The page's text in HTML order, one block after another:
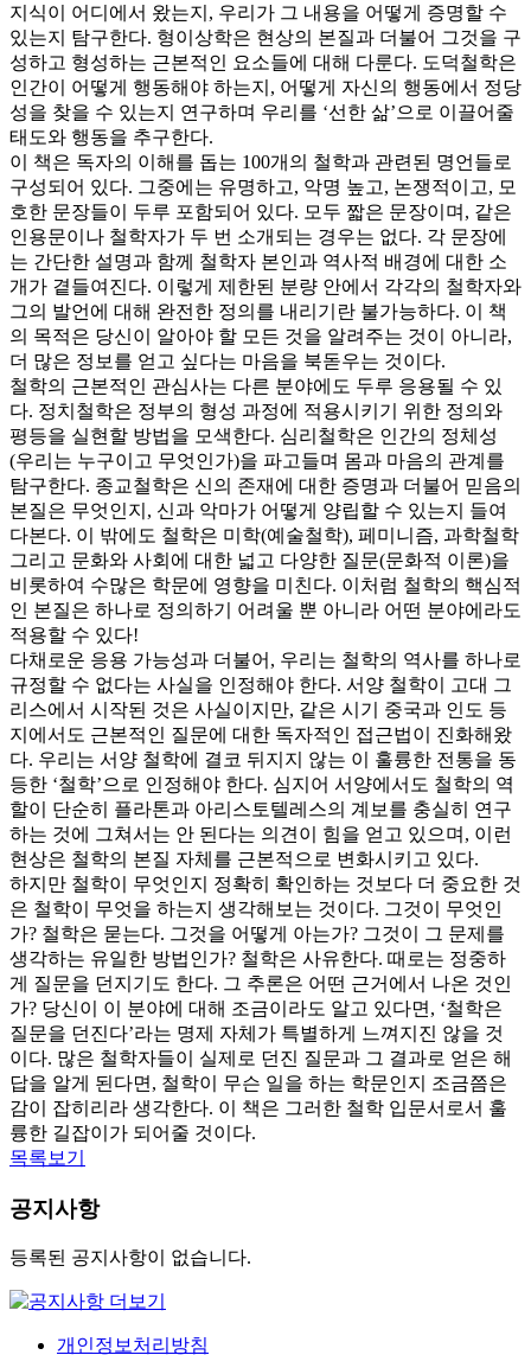
지식이 어디에서 왔는지, 우리가 그 내용을 어떻게 증명할 수
있는지 탐구한다. 형이상학은 현상의 본질과 더불어 그것을 구
성하고 형성하는 근본적인 요소들에 대해 다룬다. 도덕철학은
인간이 어떻게 행동해야 하는지, 어떻게 자신의 행동에서 정당
성을 찾을 수 있는지 연구하며 우리를 ‘선한 삶’으로 이끌어줄
태도와 행동을 추구한다.
이 책은 독자의 이해를 돕는 100개의 철학과 관련된 명언들로
구성되어 있다. 그중에는 유명하고, 악명 높고, 논쟁적이고, 모
호한 문장들이 두루 포함되어 있다. 모두 짧은 문장이며, 같은
인용문이나 철학자가 두 번 소개되는 경우는 없다. 각 문장에
는 간단한 설명과 함께 철학자 본인과 역사적 배경에 대한 소
개가 곁들여진다. 이렇게 제한된 분량 안에서 각각의 철학자와
그의 발언에 대해 완전한 정의를 내리기란 불가능하다. 이 책
의 목적은 당신이 알아야 할 모든 것을 알려주는 것이 아니라,
더 많은 정보를 얻고 싶다는 마음을 북돋우는 것이다.
철학의 근본적인 관심사는 다른 분야에도 두루 응용될 수 있
다. 정치철학은 정부의 형성 과정에 적용시키기 위한 정의와
평등을 실현할 방법을 모색한다. 심리철학은 인간의 정체성
(우리는 누구이고 무엇인가)을 파고들며 몸과 마음의 관계를
탐구한다. 종교철학은 신의 존재에 대한 증명과 더불어 믿음의
본질은 무엇인지, 신과 악마가 어떻게 양립할 수 있는지 들여
다본다. 이 밖에도 철학은 미학(예술철학), 페미니즘, 과학철학
그리고 문화와 사회에 대한 넓고 다양한 질문(문화적 이론)을
비롯하여 수많은 학문에 영향을 미친다. 이처럼 철학의 핵심적
인 본질은 하나로 정의하기 어려울 뿐 아니라 어떤 분야에라도
적용할 수 있다!
다채로운 응용 가능성과 더불어, 우리는 철학의 역사를 하나로
규정할 수 없다는 사실을 인정해야 한다. 서양 철학이 고대 그
리스에서 시작된 것은 사실이지만, 같은 시기 중국과 인도 등
지에서도 근본적인 질문에 대한 독자적인 접근법이 진화해왔
다. 우리는 서양 철학에 결코 뒤지지 않는 이 훌륭한 전통을 동
등한 ‘철학’으로 인정해야 한다. 심지어 서양에서도 철학의 역
할이 단순히 플라톤과 아리스토텔레스의 계보를 충실히 연구
하는 것에 그쳐서는 안 된다는 의견이 힘을 얻고 있으며, 이런
현상은 철학의 본질 자체를 근본적으로 변화시키고 있다.
하지만 철학이 무엇인지 정확히 확인하는 것보다 더 중요한 것
은 철학이 무엇을 하는지 생각해보는 것이다. 그것이 무엇인
가? 철학은 묻는다. 그것을 어떻게 아는가? 그것이 그 문제를
생각하는 유일한 방법인가? 철학은 사유한다. 때로는 정중하
게 질문을 던지기도 한다. 그 추론은 어떤 근거에서 나온 것인
가? 당신이 이 분야에 대해 조금이라도 알고 있다면, ‘철학은
질문을 던진다’라는 명제 자체가 특별하게 느껴지진 않을 것
이다. 많은 철학자들이 실제로 던진 질문과 그 결과로 얻은 해
답을 알게 된다면, 철학이 무슨 일을 하는 학문인지 조금쯤은
감이 잡히리라 생각한다. 이 책은 그러한 철학 입문서로서 훌
륭한 길잡이가 되어줄 것이다.
목록보기
공지사항
등록된 공지사항이 없습니다.
개인정보처리방침